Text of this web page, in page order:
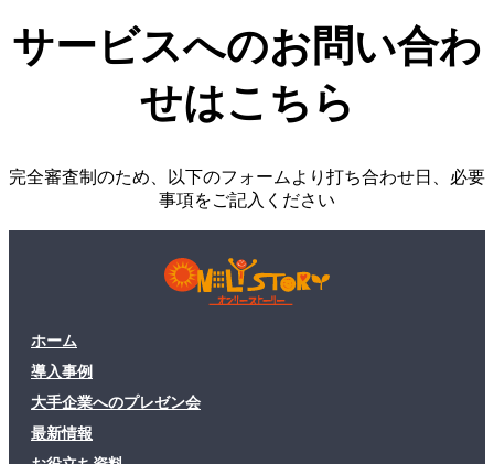
サービスへのお問い合わ
せはこちら
完全審査制のため、以下のフォームより打ち合わせ日、必要
事項をご記入ください
ホーム
導入事例
大手企業へのプレゼン会
最新情報